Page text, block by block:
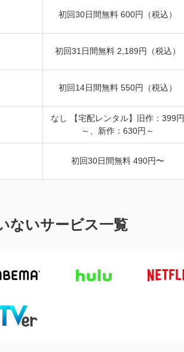
初回30日間無料 600円（税込）
初回31日間無料 2,189円（税込）
初回14日間無料 550円（税込）
なし 【宅配レンタル】旧作：399円
～、新作：630円～
初回30日間無料 490円〜
ないサービス一覧